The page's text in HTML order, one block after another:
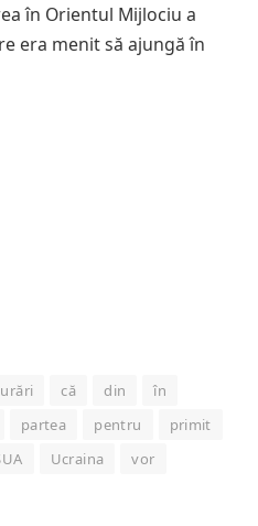
în Orientul Mijlociu a
era menit să ajungă în
că din
în
partea pentru
primit
Ucraina vor